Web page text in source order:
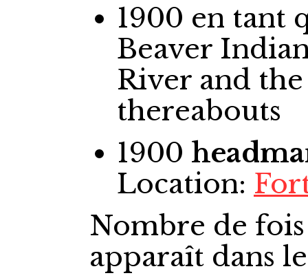
1900 en tant
Beaver
River and
thereabouts
1900
Location:
Nombre de
apparaît dans